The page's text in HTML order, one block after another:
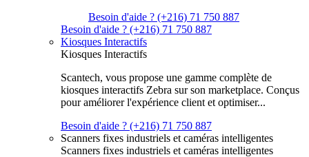
Besoin d'aide ? (+216) 71 750 887
Besoin d'aide ? (+216) 71 750 887
Kiosques Interactifs
Kiosques Interactifs
Scantech, vous propose une gamme complète de
kiosques interactifs Zebra sur son marketplace. Conçus
pour améliorer l'expérience client et optimiser...
Besoin d'aide ? (+216) 71 750 887
Scanners fixes industriels et caméras intelligentes
Scanners fixes industriels et caméras intelligentes